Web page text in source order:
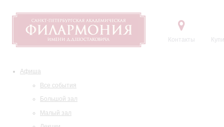
Контакты
Афиша
Все события
Большой зал
Малый зал